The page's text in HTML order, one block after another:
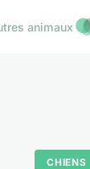
animaux
CHIENS